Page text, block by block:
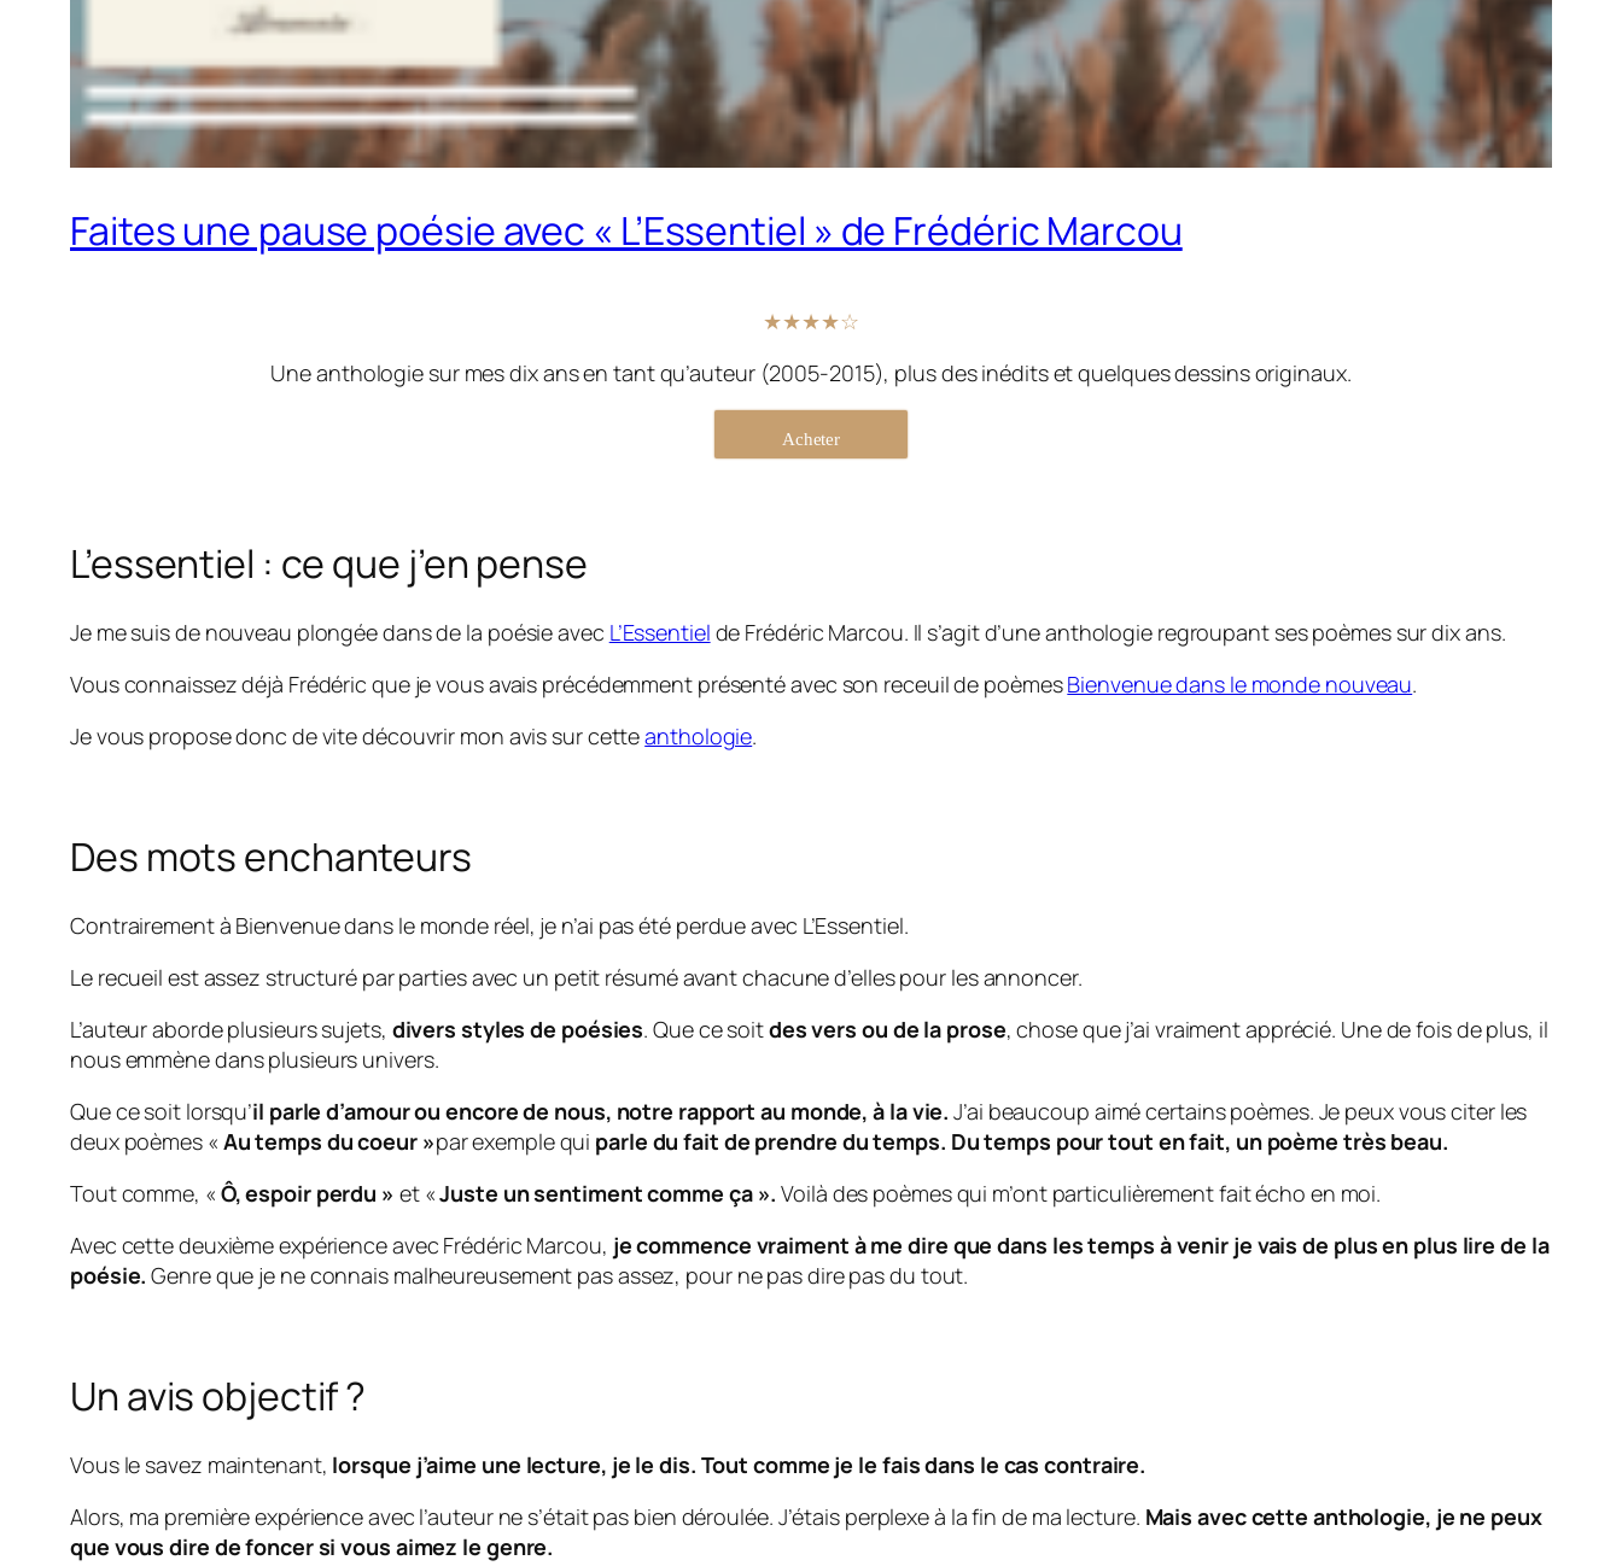
Faites une pause poésie avec « L’Essentiel » de Frédéric Marcou
★★★★☆
Une anthologie sur mes dix ans en tant qu’auteur (2005-2015), plus des inédits et quelques dessins originaux.
Acheter
L’essentiel : ce que j’en pense
Je me suis de nouveau plongée dans de la poésie avec L’Essentiel de Frédéric Marcou. Il s’agit d’une anthologie regroupant ses poèmes sur dix ans.
Vous connaissez déjà Frédéric que je vous avais précédemment présenté avec son receuil de poèmesBienvenue dans le monde nouveau.
Je vous propose donc de vite découvrir mon avis sur cetteanthologie.
Des mots enchanteurs
Contrairement à Bienvenue dans le monde réel, je n’ai pas été perdue avec L’Essentiel.
Le recueil est assez structuré par parties avec un petit résumé avant chacune d’elles pour les annoncer.
L’auteur aborde plusieurs sujets, divers styles de poésies. Que ce soitdes vers ou de la prose, chose que j’ai vraiment apprécié. Une de fois de plus, il
nous emmène dans plusieurs univers.
Que ce soit lorsqu’il parle d’amour ou encore de nous, notre rapport au monde, à la vie. J’ai beaucoup aimé certains poèmes. Je peux vous citer les
deux poèmes « Au temps du coeur »par exemple qui parle du fait de prendre du temps. Du temps pour tout en fait, un poème très beau.
Tout comme, « Ô, espoir perdu » et «Juste un sentiment comme ça ».Voilà des poèmes qui m’ont particulièrement fait écho en moi.
Avec cette deuxième expérience avec Frédéric Marcou, je commence vraiment à me dire que dans les temps à venir je vais de plus en plus lire de la
poésie. Genre que je ne connais malheureusement pas assez, pour ne pas dire pas du tout.
Un avis objectif ?
Vous le savez maintenant, lorsque j’aime une lecture, je le dis. Tout comme je le fais dans le cas contraire.
Alors, ma première expérience avec l’auteur ne s’était pas bien déroulée. J’étais perplexe à la fin de ma lecture. Mais avec cette anthologie, je ne peux
que vous dire de foncer si vous aimez le genre.